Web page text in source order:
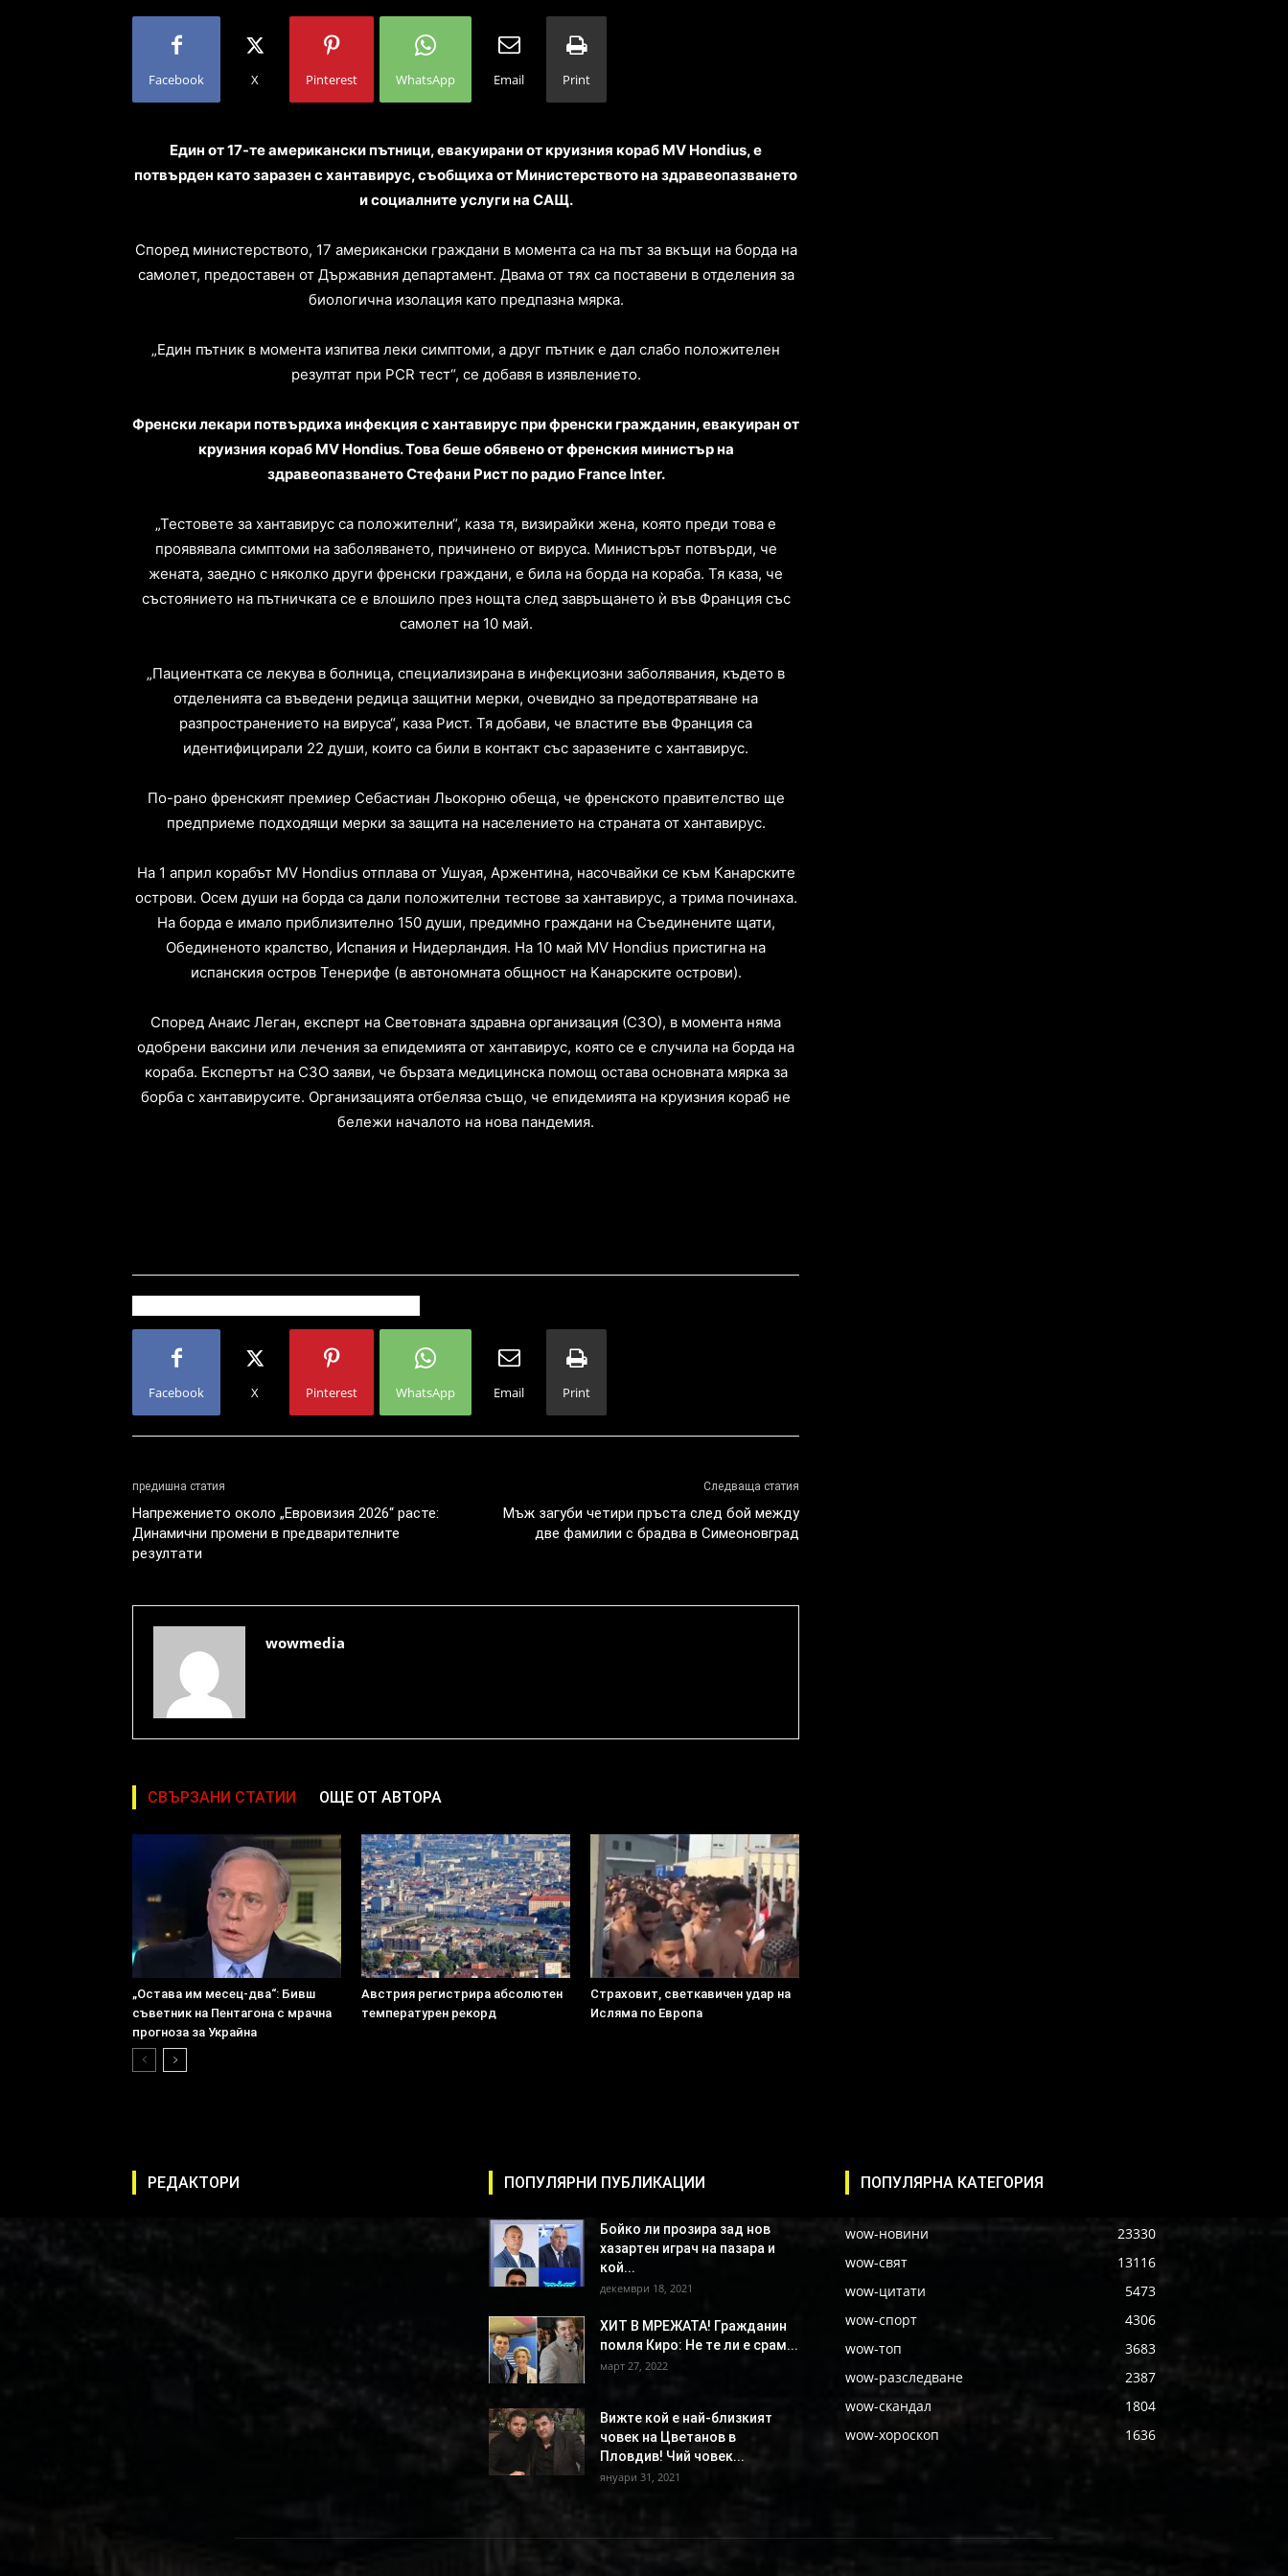
Facebook X Pinterest WhatsApp Email Print
Един от 17-те американски пътници, евакуирани от круизния кораб MV Hondius, е
потвърден като заразен с хантавирус, съобщиха от Министерството на здравеопазването
и социалните услуги на САЩ.
Според министерството, 17 американски граждани в момента са на път за вкъщи на борда на
самолет, предоставен от Държавния департамент. Двама от тях са поставени в отделения за
биологична изолация като предпазна мярка.
„Един пътник в момента изпитва леки симптоми, а друг пътник е дал слабо положителен
резултат при PCR тест“, се добавя в изявлението.
Френски лекари потвърдиха инфекция с хантавирус при френски гражданин, евакуиран от
круизния кораб MV Hondius. Това беше обявено от френския министър на
здравеопазването Стефани Рист по радио France Inter.
„Тестовете за хантавирус са положителни“, каза тя, визирайки жена, която преди това е
проявявала симптоми на заболяването, причинено от вируса. Министърът потвърди, че
жената, заедно с няколко други френски граждани, е била на борда на кораба. Тя каза, че
състоянието на пътничката се е влошило през нощта след завръщането ѝ във Франция със
самолет на 10 май.
„Пациентката се лекува в болница, специализирана в инфекциозни заболявания, където в
отделенията са въведени редица защитни мерки, очевидно за предотвратяване на
разпространението на вируса“, ​​каза Рист. Тя добави, че властите във Франция са
идентифицирали 22 души, които са били в контакт със заразените с хантавирус.
По-рано френският премиер Себастиан Льокорню обеща, че френското правителство ще
предприеме подходящи мерки за защита на населението на страната от хантавирус.
На 1 април корабът MV Hondius отплава от Ушуая, Аржентина, насочвайки се към Канарските
острови. Осем души на борда са дали положителни тестове за хантавирус, а трима починаха.
На борда е имало приблизително 150 души, предимно граждани на Съединените щати,
Обединеното кралство, Испания и Нидерландия. На 10 май MV Hondius пристигна на
испанския остров Тенерифе (в автономната общност на Канарските острови).
Според Анаис Леган, експерт на Световната здравна организация (СЗО), в момента няма
одобрени ваксини или лечения за епидемията от хантавирус, която се е случила на борда на
кораба. Експертът на СЗО заяви, че бързата медицинска помощ остава основната мярка за
борба с хантавирусите. Организацията отбеляза също, че епидемията на круизния кораб не
бележи началото на нова пандемия.
Facebook X Pinterest WhatsApp Email Print
предишна статия
Напрежението около „Евровизия 2026“ расте:
Динамични промени в предварителните
резултати
Следваща статия
Мъж загуби четири пръста след бой между
две фамилии с брадва в Симеоновград
wowmedia
СВЪРЗАНИ СТАТИИ ОЩЕ ОТ АВТОРА
„Остава им месец-два“: Бивш
съветник на Пентагона с мрачна
прогноза за Украйна
Австрия регистрира абсолютен
температурен рекорд
Страховит, светкавичен удар на
Исляма по Европа
РЕДАКТОРИ ПОПУЛЯРНИ ПУБЛИКАЦИИ
Бойко ли прозира зад нов
хазартен играч на пазара и
кой...
декември 18, 2021
ХИТ В МРЕЖАТА! Гражданин
помля Киро: Не те ли е срам...
март 27, 2022
Вижте кой е най-близкият
човек на Цветанов в
Пловдив! Чий човек...
януари 31, 2021
ПОПУЛЯРНА КАТЕГОРИЯ
wow-новини
23330
wow-свят
13116
wow-цитати
5473
wow-спорт
4306
wow-топ
3683
wow-разследване
2387
wow-скандал
1804
wow-хороскоп
1636